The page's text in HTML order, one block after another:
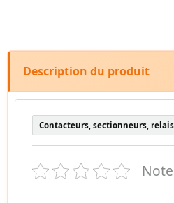
Description du produit
Contacteurs, sectionneurs,